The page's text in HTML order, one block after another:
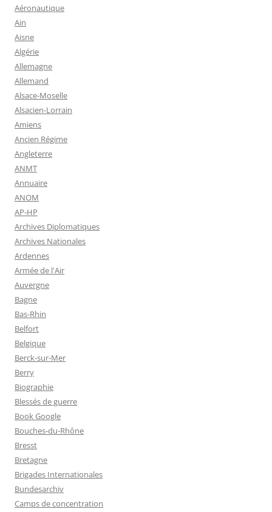
Aéronautique
Ain
Aisne
Algérie
Allemagne
Allemand
Alsace-Moselle
Alsacien-Lorrain
Amiens
Ancien Régime
Angleterre
ANMT
Annuaire
ANOM
AP-HP
Archives Diplomatiques
Archives Nationales
Ardennes
Armée de l'Air
Auvergne
Bagne
Bas-Rhin
Belfort
Belgique
Berck-sur-Mer
Berry
Biographie
Blessés de guerre
Book Google
Bouches-du-Rhône
Bresst
Bretagne
Brigades Internationales
Bundesarchiv
Camps de concentration